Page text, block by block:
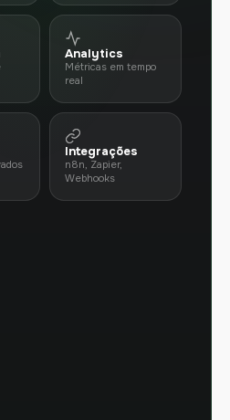
Analytics
Métricas em tempo
real
Integrações
n8n, Zapier,
Webhooks